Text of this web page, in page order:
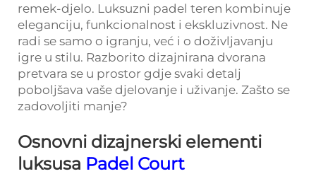
remek-djelo. Luksuzni padel teren kombinuje
eleganciju, funkcionalnost i ekskluzivnost. Ne
radi se samo o igranju, već i o doživljavanju
igre u stilu. Razborito dizajnirana dvorana
pretvara se u prostor gdje svaki detalj
poboljšava vaše djelovanje i uživanje. Zašto se
zadovoljiti manje?
Osnovni dizajnerski elementi
luksusa Padel Court